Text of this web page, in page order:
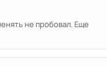
не пробовал. Еще